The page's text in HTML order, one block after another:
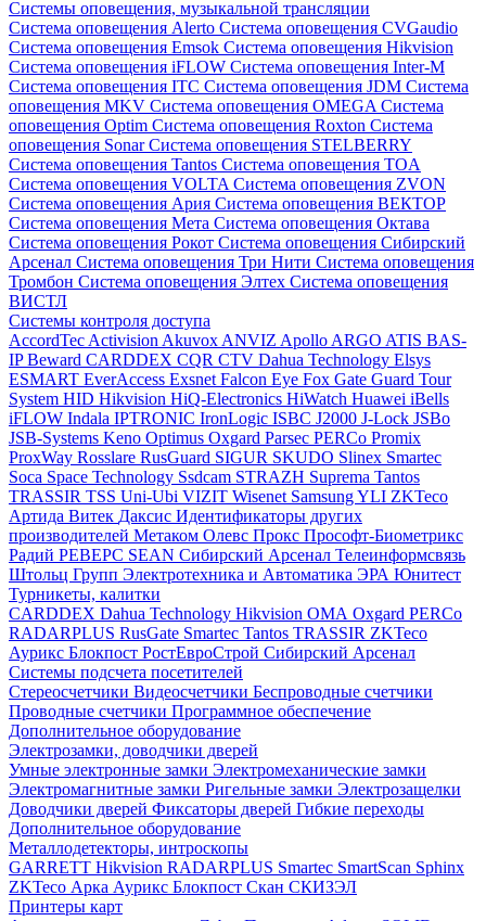
Системы оповещения, музыкальной трансляции
Система оповещения Alerto Система оповещения CVGaudio
Система оповещения Emsok Система оповещения Hikvision
Система оповещения iFLOW Система оповещения Inter-M
Система оповещения ITC Система оповещения JDM Система
оповещения MKV Система оповещения OMEGA Система
оповещения Optim Система оповещения Roxton Система
оповещения SonarСистема оповещения STELBERRY
Система оповещения Tantos Система оповещения TOA
Система оповещения VOLTA Система оповещения ZVON
Система оповещения Ария Система оповещения ВЕКТОР
Система оповещения Мета Система оповещения Октава
Система оповещения Рокот Система оповещения Сибирский
Арсенал Система оповещения Три Нити Система оповещения
Тромбон Система оповещения Элтех Система оповещения
ВИСТЛ
Системы контроля доступа
AccordTec Activision Akuvox ANVIZ Apollo ARGO ATIS BAS-
IPBeward CARDDEX CQR CTV Dahua Technology Elsys
ESMART EverAccess Exsnet Falcon Eye Fox Gate Guard Tour
System HID Hikvision HiQ-Electronics HiWatch Huawei iBells
iFLOW Indala IPTRONIC IronLogic ISBC J2000 J-Lock JSBo
JSB-Systems Keno Optimus Oxgard Parsec PERCo Promix
ProxWay Rosslare RusGuard SIGUR SKUDO Slinex Smartec
Soca Space Technology Ssdcam STRAZH Suprema Tantos
TRASSIR TSS Uni-Ubi VIZIT Wisenet SamsungYLI ZKTeco
Артида Витек Даксис Идентификаторы других
производителей Метаком Олевс Прокс Прософт-Биометрикс
Радий РЕВЕРС SEAN Сибирский Арсенал Телеинформсвязь
Штольц Групп Электротехника и Автоматика ЭРА Юнитест
Турникеты, калитки
CARDDEX Dahua Technology Hikvision ОМА Oxgard PERCo
RADARPLUS RusGate Smartec Tantos TRASSIR ZKTeco
Аурикс Блокпост РостЕвроСтрой Сибирский Арсенал
Системы подсчета посетителей
Стереосчетчики Видеосчетчики Беспроводные счетчики
Проводные счетчики Программное обеспечение
Дополнительное оборудование
Электрозамки, доводчики дверей
Умные электронные замки Электромеханические замки
Электромагнитные замки Ригельные замки Электрозащелки
Доводчики дверей Фиксаторы дверей Гибкие переходы
Дополнительное оборудование
Металлодетекторы, интроскопы
GARRETT Hikvision RADARPLUS Smartec SmartScan Sphinx
ZKTeco Арка Аурикс Блокпост Скан СКИЗЭЛ
Принтеры карт